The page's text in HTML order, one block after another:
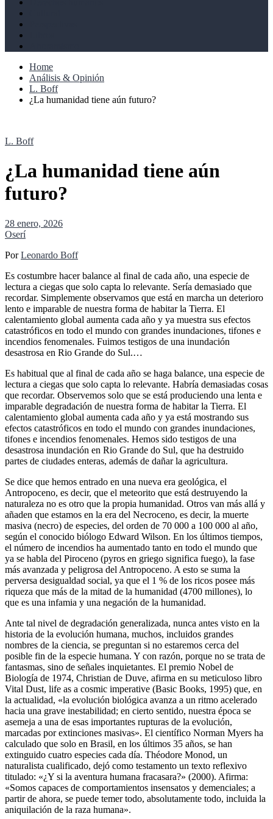
Home
Análisis & Opinión
L. Boff
¿La humanidad tiene aún futuro?
L. Boff
¿La humanidad tiene aún
futuro?
28 enero, 2026
Oserí
PorLeonardo Boff
Es costumbre hacer balance al final de cada año, una especie de
lectura a ciegas que solo capta lo relevante. Sería demasiado que
recordar. Simplemente observamos que está en marcha un deterioro
lento e imparable de nuestra forma de habitar la Tierra. El
calentamiento global aumenta cada año y ya muestra sus efectos
catastróficos en todo el mundo con grandes inundaciones, tifones e
incendios fenomenales. Fuimos testigos de una inundación
desastrosa en Rio Grande do Sul.…
Es habitual que al final de cada año se haga balance, una especie de
lectura a ciegas que solo capta lo relevante. Habría demasiadas cosas
que recordar. Observemos solo que se está produciendo una lenta e
imparable degradación de nuestra forma de habitar la Tierra. El
calentamiento global aumenta cada año y ya está mostrando sus
efectos catastróficos en todo el mundo con grandes inundaciones,
tifones e incendios fenomenales. Hemos sido testigos de una
desastrosa inundación en Rio Grande do Sul, que ha destruido
partes de ciudades enteras, además de dañar la agricultura.
Se dice que hemos entrado en una nueva era geológica, el
Antropoceno, es decir, que el meteorito que está destruyendo la
naturaleza no es otro que la propia humanidad. Otros van más allá y
añaden que estamos en la era del Necroceno, es decir, la muerte
masiva (necro) de especies, del orden de 70 000 a 100 000 al año,
según el conocido biólogo Edward Wilson. En los últimos tiempos,
el número de incendios ha aumentado tanto en todo el mundo que
ya se habla del Piroceno (pyros en griego significa fuego), la fase
más avanzada y peligrosa del Antropoceno. A esto se suma la
perversa desigualdad social, ya que el 1 % de los ricos posee más
riqueza que más de la mitad de la humanidad (4700 millones), lo
que es una infamia y una negación de la humanidad.
Ante tal nivel de degradación generalizada, nunca antes visto en la
historia de la evolución humana, muchos, incluidos grandes
nombres de la ciencia, se preguntan si no estaremos cerca del
posible fin de la especie humana. Y con razón, porque no se trata de
fantasmas, sino de señales inquietantes. El premio Nobel de
Biología de 1974, Christian de Duve, afirma en su meticuloso libro
Vital Dust, life as a cosmic imperative (Basic Books, 1995) que, en
la actualidad, «la evolución biológica avanza a un ritmo acelerado
hacia una grave inestabilidad; en cierto sentido, nuestra época se
asemeja a una de esas importantes rupturas de la evolución,
marcadas por extinciones masivas». El científico Norman Myers ha
calculado que solo en Brasil, en los últimos 35 años, se han
extinguido cuatro especies cada día. Théodore Monod, un
naturalista cualificado, dejó como testamento un texto reflexivo
titulado: «¿Y si la aventura humana fracasara?» (2000). Afirma:
«Somos capaces de comportamientos insensatos y demenciales; a
partir de ahora, se puede temer todo, absolutamente todo, incluida la
aniquilación de la raza humana».